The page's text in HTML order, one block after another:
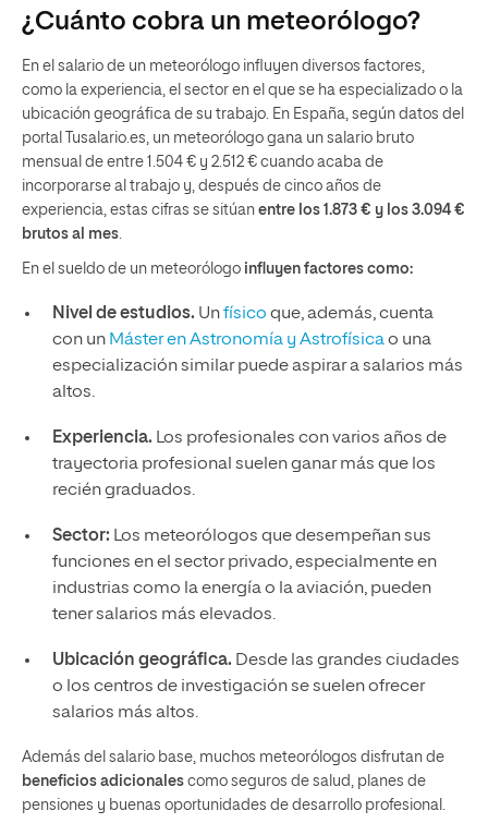
¿Cuánto cobra un meteorólogo?
En el salario de un meteorólogo influyen diversos factores,
como la experiencia, el sector en el que se ha especializado o la
ubicación geográfica de su trabajo. En España, según datos del
portal Tusalario.es, un meteorólogo gana un salario bruto
mensual de entre 1.504 € y 2.512 € cuando acaba de
incorporarse al trabajo y, después de cinco años de
experiencia, estas cifras se sitúan entre los 1.873 € y los 3.094 €
brutos al mes.
En el sueldo de un meteorólogo influyen factores como:
Nivel de estudios. Unfísico que, además, cuenta
con un Máster en Astronomía y Astrofísicao una
especialización similar puede aspirar a salarios más
altos.
Experiencia. Los profesionales con varios años de
trayectoria profesional suelen ganar más que los
recién graduados.
Sector: Los meteorólogos que desempeñan sus
funciones en el sector privado, especialmente en
industrias como la energía o la aviación, pueden
tener salarios más elevados.
Ubicación geográfica. Desde las grandes ciudades
o los centros de investigación se suelen ofrecer
salarios más altos.
Además del salario base, muchos meteorólogos disfrutan de
beneficios adicionales como seguros de salud, planes de
pensiones y buenas oportunidades de desarrollo profesional.